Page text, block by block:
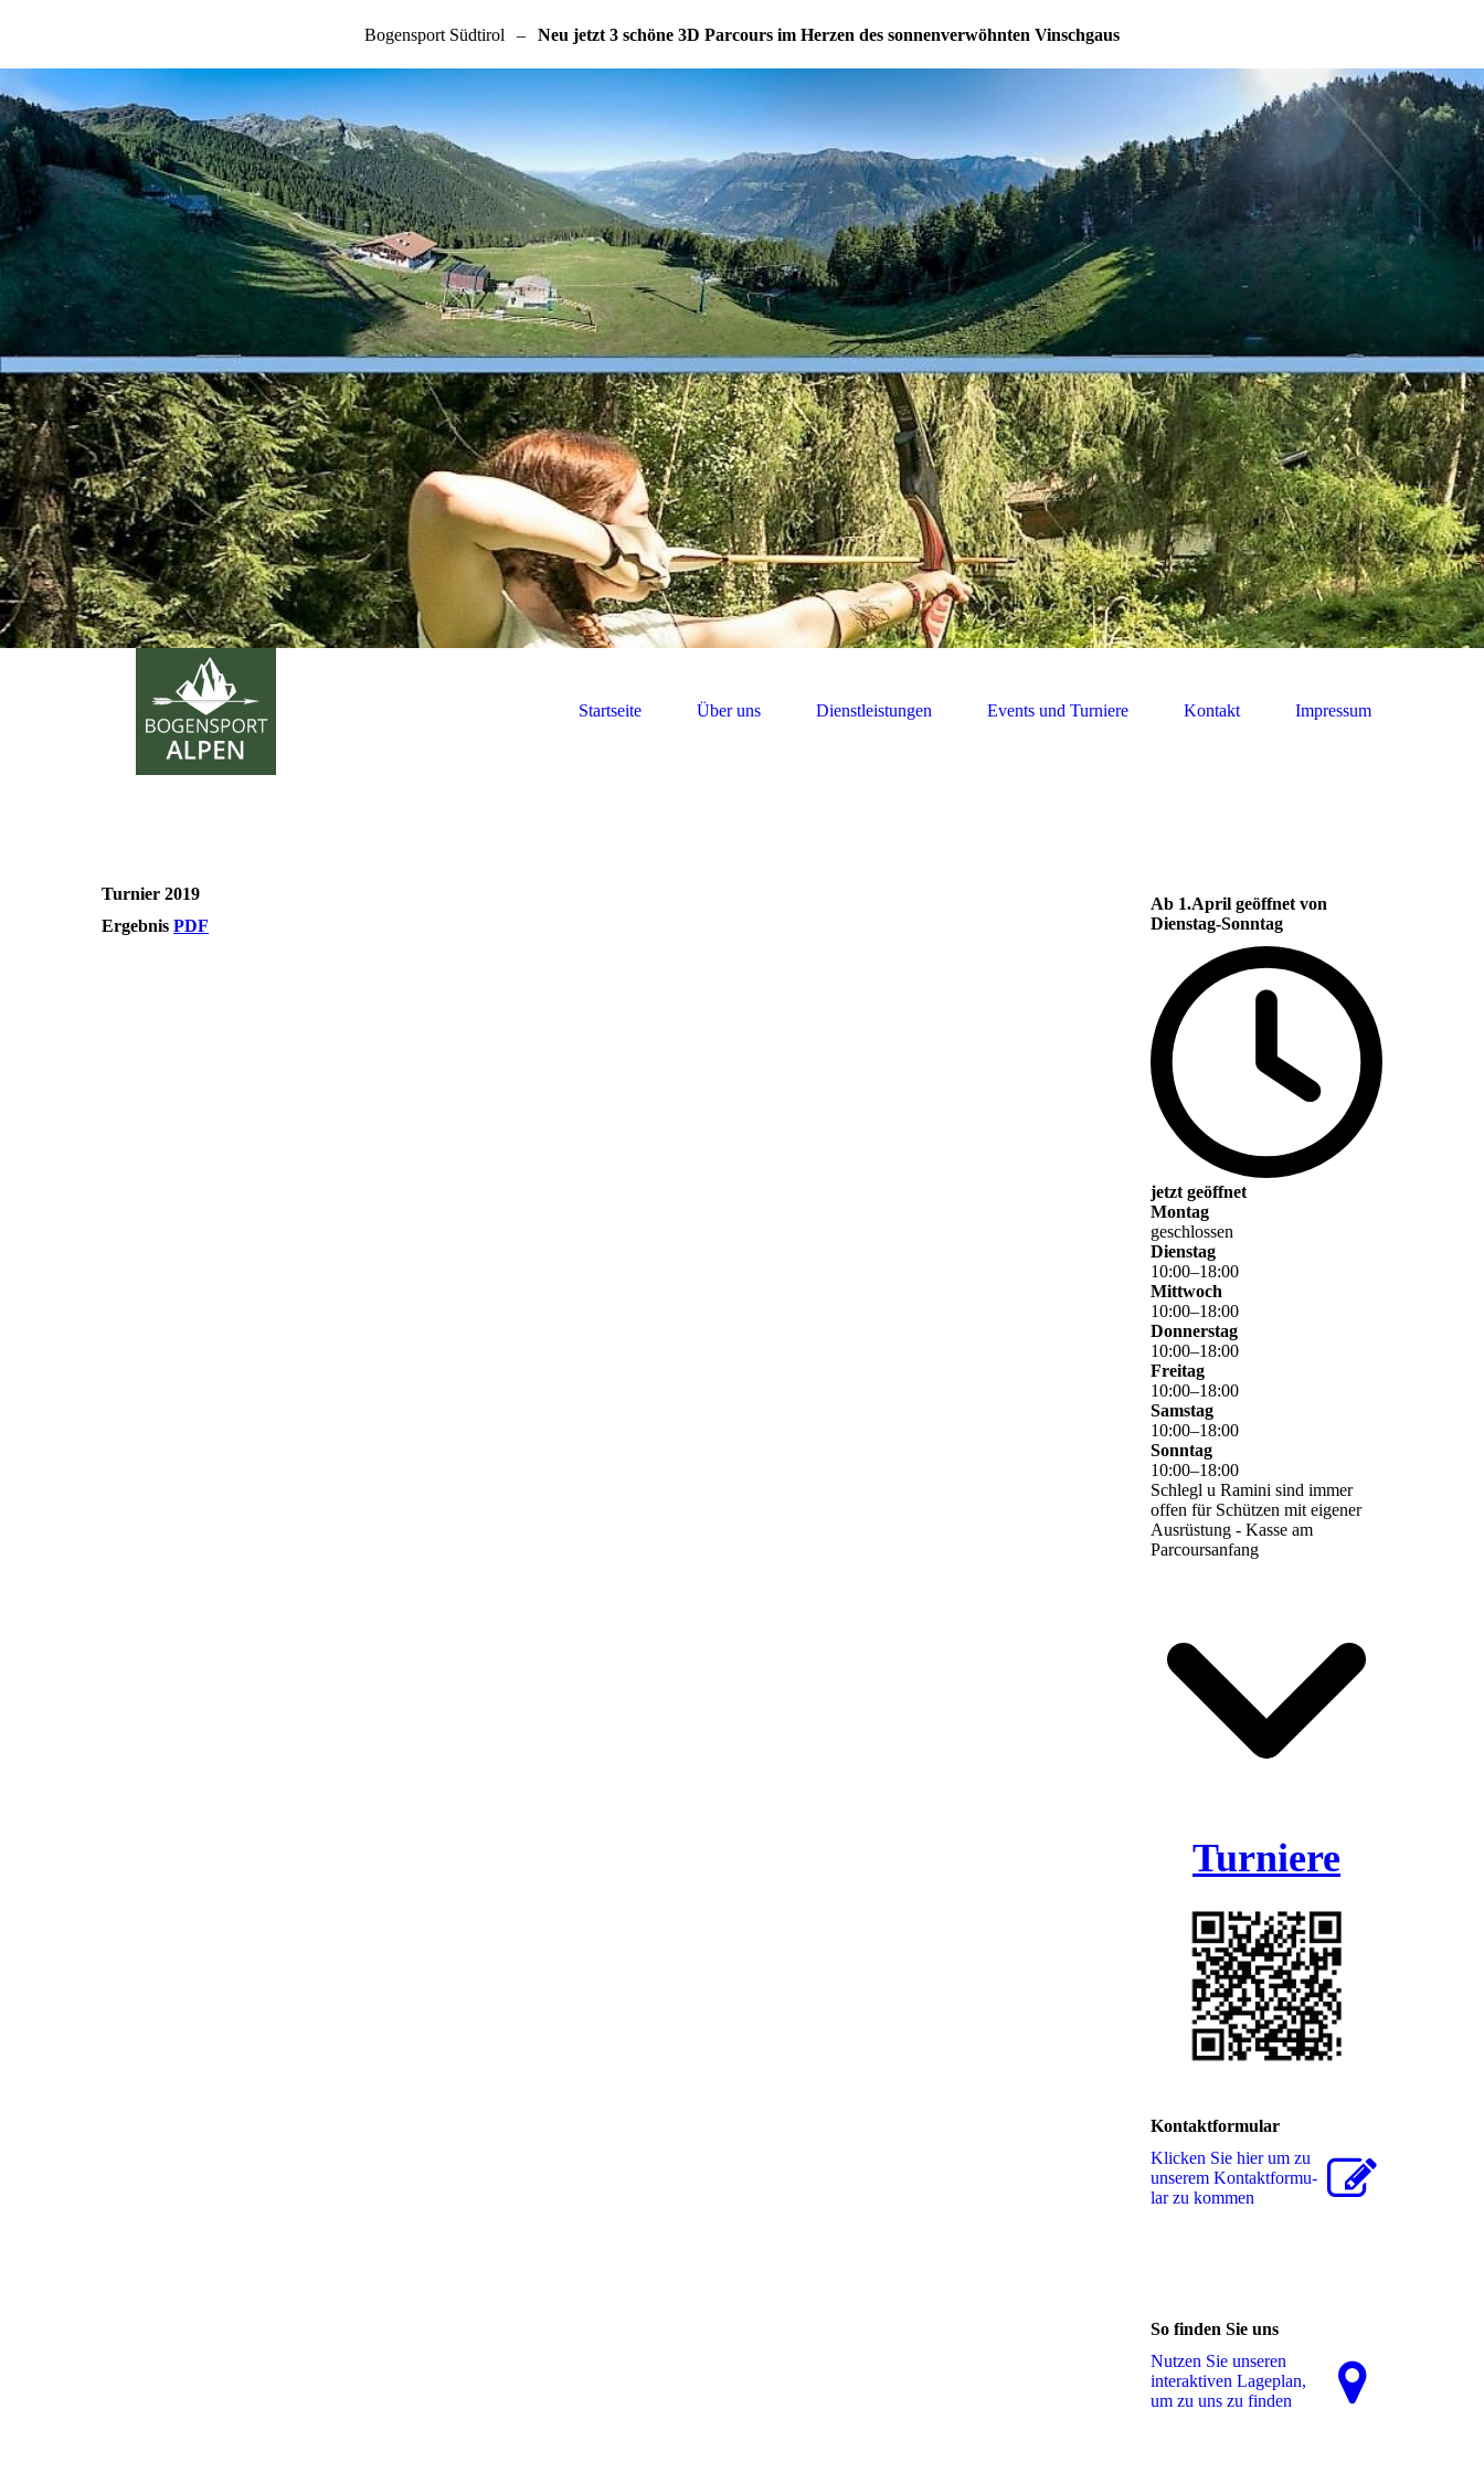
Bogensport Südtirol – Neu jetzt 3 schöne 3D Parcours im Herzen des sonnenverwöhnten Vinschgaus
Startseite Über uns Dienstleistungen Events und Turniere Kontakt Impressum
Turnier 2019
Ergebnis PDF
Ab 1.April geöffnet von
Dienstag-Sonntag
jetzt geöffnet
Montag
geschlossen
Dienstag
10:00–18:00
Mittwoch
10:00–18:00
Donnerstag
10:00–18:00
Freitag
10:00–18:00
Samstag
10:00–18:00
Sonntag
10:00–18:00
Schlegl u Ramini sind immer
offen für Schützen mit eigener
Ausrüstung - Kasse am
Parcoursanfang
Turniere
Kontaktformular
Klicken Sie hier um zu
unserem Kon­takt­for­mu­
lar zu kommen
So finden Sie uns
Nutzen Sie unseren
interaktiven La­ge­plan,
um zu uns zu finden